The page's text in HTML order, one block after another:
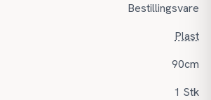
Bestillingsvare
Plast
90cm
1 Stk